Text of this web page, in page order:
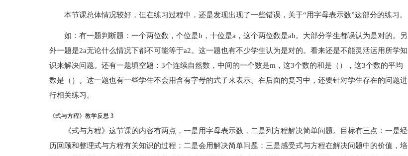
本节课总体情况较好，但在练习过程中，还是发现出现了一些错误，关于“用字母表示数”这部分的练习。
如：有一题判断题：一个两位数，个位是b，十位是a，这个两位数是ab。大部分学生都误认为是对的。另
外一题是2a无论什么情况下都不可能等于a2。这一题也有不少学生认为是对的。看来还是不能灵活运用所学知
识来解决问题。还有一题填空题：3个连续自然数，中间的一个数是m，这3个数的和是（），这3个数的平均
数是（）。这一题也有一些学生不会用含有字母的式子来表示。在后面的复习中，还要针对学生存在的问题进
行相关练习。
《式与方程》教学反思 3
《式与方程》这节课的内容有两点，一是用字母表示数，二是列方程解决简单问题。目标有三点：一是经
历回顾和整理式与方程有关知识的过程；二是会用解决简单问题；三是感受式与方程在解决问题中的价值，培